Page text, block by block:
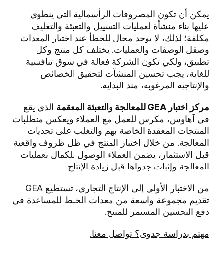
يمكن أن تكون المصروفات الرأسمالية التي ينطوي
عليها بناء منشأة لعمليات التسييل والتعبئة والتغليف
مكلفة؛ لذلك، لا يوجد مجال للخطأ عند اختيار المعدات
وصقل الوصفات والعمليات. يختلف كل منتج وكل
تطبيق، ولكي تكون الشركة فعالة في سوق تنافسية
للغاية، يجب تحسين المنشآت لتحقيق الخصائص
والإنتاجية المرغوبة، منذ البداية.
مركز اختبار GEA للمعالجة والتعبئة المعقمة
الذي يقع
في آهاوس، مكرس للعمل مع العملاء ويعكس متطلبات
المنتجات المعقدة الخاصة بهم والتغلب على تحديات
المعالجة. من خلال اختبار المنتج في ظل ظروف واقعية
قبل الاستثمار، يضمن العملاء الوصول للكمال بعمليات
المعالجة وإثبات جدواها قبل زيادة الإنتاج.
من الاختبار الأولي إلى الإنتاج التجاري، تستطيع GEA
تقديم مجموعة واسعة من معدات الخلط للمساعدة في
دفع التحسين المستمر للمنتج.
مهتم بدراسة جدوى؟ تواصل معنا.